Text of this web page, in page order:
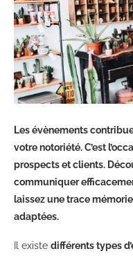
Les évènements
votre notoriété. C’est
prospects et clients.
communiquer
laissez une trace
adaptées.
Il existe différents types